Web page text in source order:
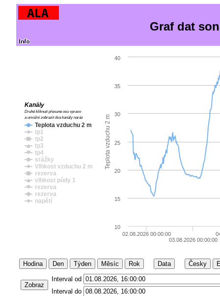
Graf dat
Teplota vzduchu 2 m
Teplota vzduchu 2 m
tp1
tp2
tp3
tp4
srážky
Vlhkost vzduchu 2 m
rezerva
vlhkost půdy 1
rezerva
rezerva
napětí
Kanály
Druhé kliknutí přesune osu vpravo
a umožní zobrazit dva kanály naráz
02.08.2026 00:00:00
03.08.2026 00:00:00
10
15
20
25
30
35
40
Hodina Den Týden Měsíc Rok Data Česky
Zobraz
Interval od
Interval do